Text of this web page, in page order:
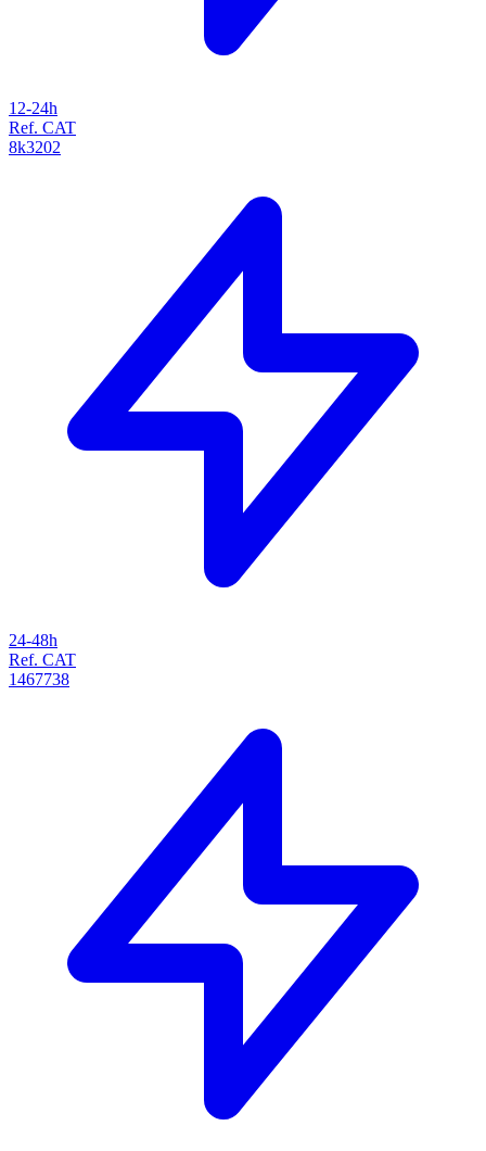
12-24h
Ref. CAT
8k3202
24-48h
Ref. CAT
1467738